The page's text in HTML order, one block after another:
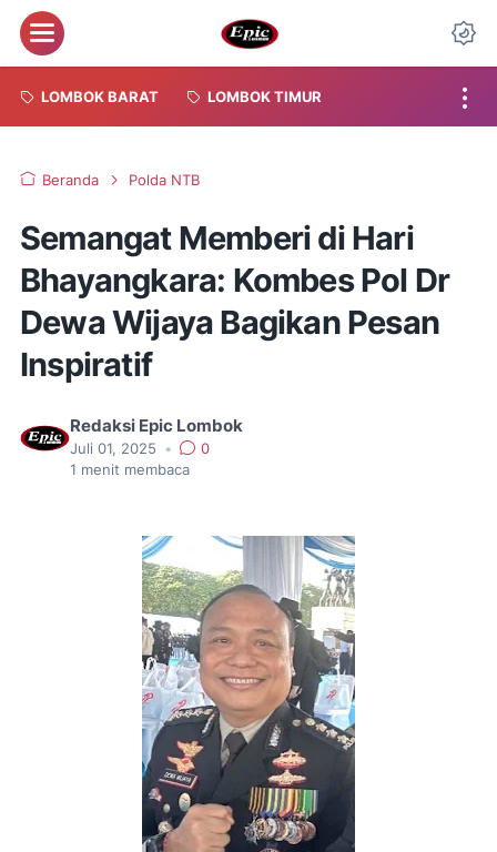
Menu
LOMBOK BARAT LOMBOK TIMUR
Beranda Polda NTB
Semangat Memberi di Hari
Bhayangkara: Kombes Pol Dr
Dewa Wijaya Bagikan Pesan
Inspiratif
Redaksi Epic Lombok
Juli 01, 2025 •
0
1 menit membaca